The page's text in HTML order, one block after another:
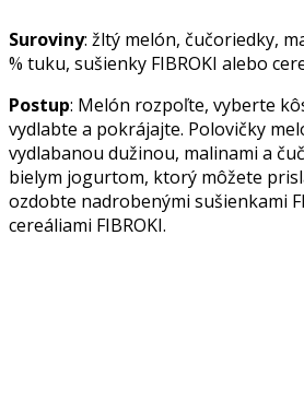
Suroviny: žltý melón, čučoriedky,
% tuku, sušienky FIBROKI alebo
Postup: Melón rozpoľte, vyberte
vydlabte a pokrájajte. Polovičky
vydlabanou dužinou, malinami a
bielym jogurtom, ktorý môžete
ozdobte nadrobenými sušienkami
cereáliami FIBROKI.